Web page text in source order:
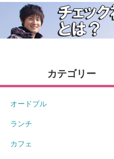
カテゴリー
オードブル
ランチ
カフェ